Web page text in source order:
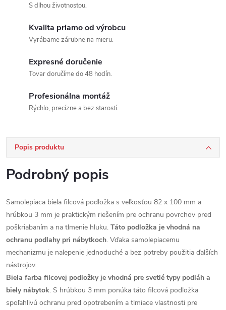
S dlhou životnosťou.
Kvalita priamo od výrobcu
Vyrábame zárubne na mieru.
Expresné doručenie
Tovar doručíme do 48 hodín.
Profesionálna montáž
Rýchlo, precízne a bez starostí.
Popis produktu
Podrobný popis
Samolepiaca biela filcová podložka s veľkosťou 82 x 100 mm a
hrúbkou 3 mm je praktickým riešením pre ochranu povrchov pred
poškriabaním a na tlmenie hluku. Táto podložka je vhodná na
ochranu podlahy pri nábytkoch. Vďaka samolepiacemu
mechanizmu je nalepenie jednoduché a bez potreby použitia ďalších
nástrojov.
Biela farba filcovej podložky je vhodná pre svetlé typy podláh a
biely nábytok. S hrúbkou 3 mm ponúka táto filcová podložka
spoľahlivú ochranu pred opotrebením a tlmiace vlastnosti pre